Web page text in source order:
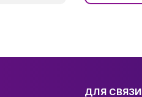
ДЛЯ СВЯЗИ